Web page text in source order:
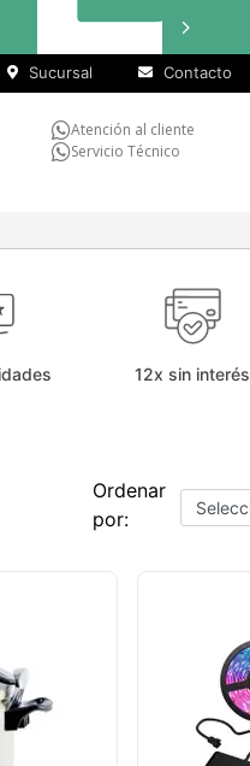
Sucursal Contacto
Atención al cliente
Servicio Técnico
12x sin interés
Ordenar
por: